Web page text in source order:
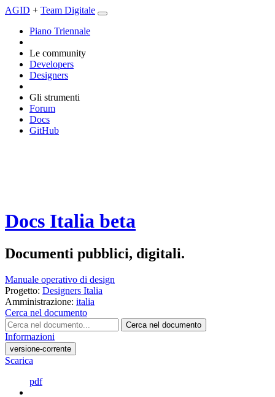
AGID + Team Digitale
Piano Triennale
Le community
Developers
Designers
Gli strumenti
Forum
Docs
GitHub
Docs Italia beta
Documenti pubblici, digitali.
Manuale operativo di design
Progetto: Designers Italia
Amministrazione: italia
Cerca nel documento
Cerca nel documento
Informazioni
versione-corrente
Scarica
pdf